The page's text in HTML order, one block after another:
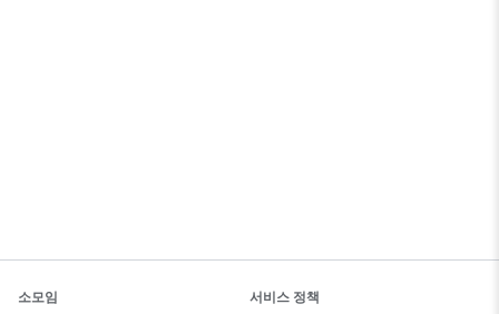
소모임 서비스 정책